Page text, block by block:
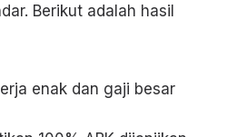
Berikut adalah hasil
enak dan gaji besar